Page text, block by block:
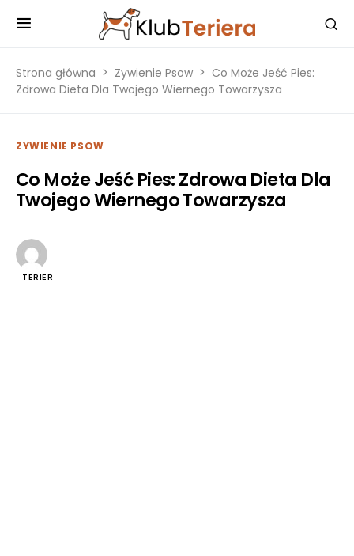
Strona główna Zywienie Psow
Co Może Jeść Pies:
Zdrowa Dieta Dla Twojego Wiernego Towarzysza
ZYWIENIE PSOW
Co Może Jeść Pies: Zdrowa Dieta Dla
Twojego Wiernego Towarzysza
TERIER